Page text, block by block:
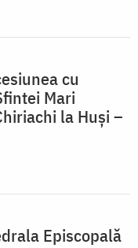
cu
Mari
la Huși –
Episcopală